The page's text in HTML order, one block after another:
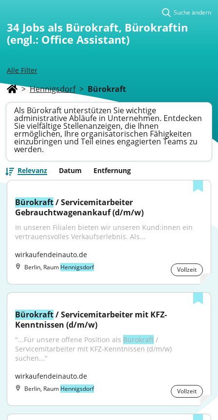
Alle Filter
Suche ändern
34 Jobs als Bürokraft, Bürokraftin
(engl.: Office Assistant)
> Hennigsdorf > Bürokraft
Als Bürokraft unterstützen Sie wichtige
administrative Abläufe in Unternehmen. Entdecken
Sie vielfältige Stellenanzeigen, die Ihnen
ermöglichen, Ihre organisatorischen Fähigkeiten
einzubringen und Teil eines engagierten Teams zu
werden.
Relevanz Datum Entfernung
Bürokraft / Servicemitarbeiter
Gebrauchtwagenankauf (d/m/w)
In unseren Filialen bieten wir unseren Kund:innen ein
vertrauensvolles Verkaufserlebnis. Als...
wirkaufendeinauto.de
Berlin, Raum Hennigsdorf Vollzeit
Bürokraft / Servicemitarbeiter mit KFZ-
Kenntnissen (d/m/w)
"...Für unsere offene Position als Bürokraft /
Servicemitarbeiter mit KFZ-Kenntnissen (d/m/w)
suchen..."
wirkaufendeinauto.de
Berlin, Raum Hennigsdorf Vollzeit